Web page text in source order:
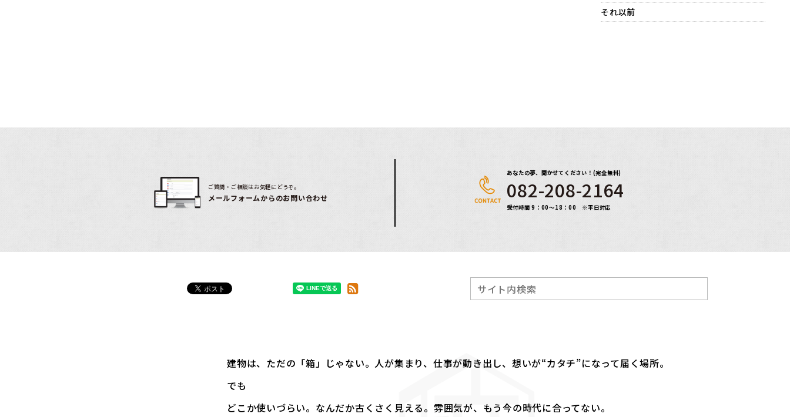
それ以前
ご質問・ご相談はお気軽にどうぞ。
メールフォームからのお問い合わせ
あなたの夢、聞かせてください！(完全無料)
082-208-2164
受付時間 9：00～18：00 ※平日対応
建物は、ただの「箱」じゃない。人が集まり、仕事が動き出し、想いが“カタチ”になって届く場所。
でも――
どこか使いづらい。なんだか古くさく見える。雰囲気が、もう今の時代に合ってない。